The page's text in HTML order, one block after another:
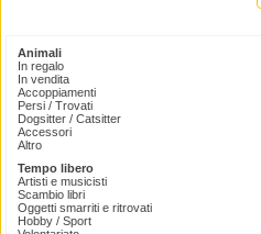
Animali
In regalo
In vendita
Accoppiamenti
Persi / Trovati
Dogsitter / Catsitter
Accessori
Altro
Tempo libero
Artisti e musicisti
Scambio libri
Oggetti smarriti e ritrovati
Hobby / Sport